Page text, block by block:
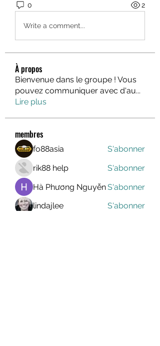
0 2
Write a comment...
À propos
Bienvenue dans le groupe ! Vous
pouvez communiquer avec d'au...
Lire plus
membres
fo88asia
S'abonner
rik88 help
S'abonner
Hà Phương NguyễnS'abonner
lindajlee
S'abonner